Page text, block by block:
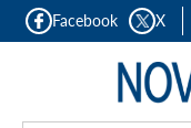
Facebook X